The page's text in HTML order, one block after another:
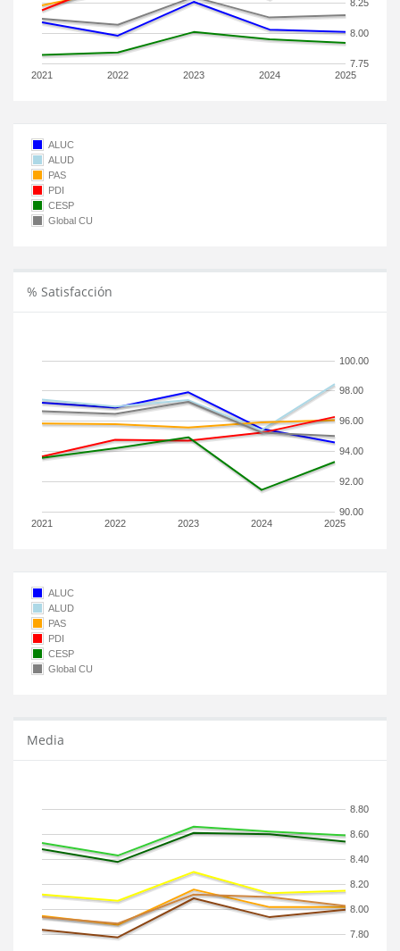
2021 2022 2023 2024 2025
7.75
8.00
8.25
ALUC
ALUD
PAS
PDI
CESP
Global CU
% Satisfacción
2021 2022 2023 2024 2025
90.00
92.00
94.00
96.00
98.00
100.00
ALUC
ALUD
PAS
PDI
CESP
Global CU
Media
7.80
8.00
8.20
8.40
8.60
8.80